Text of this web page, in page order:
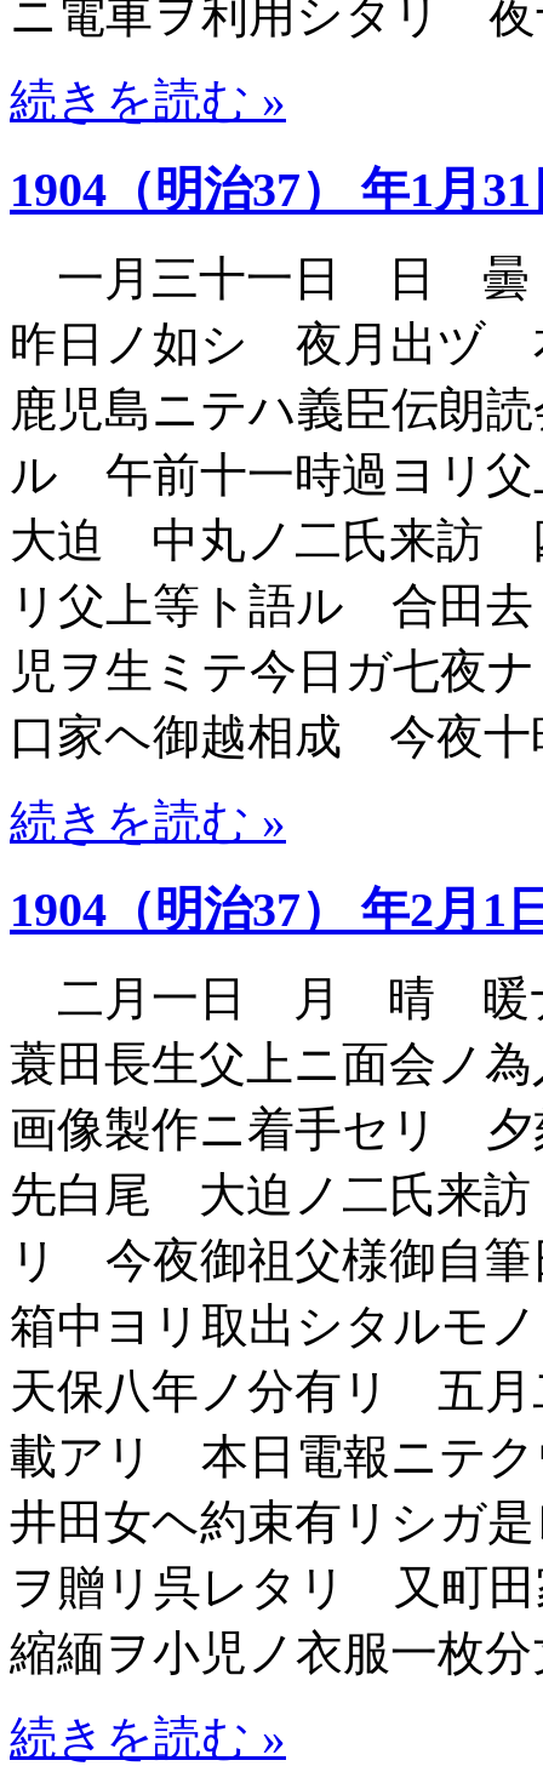
ニ電車ヲ利用シタリ 夜
続きを読む »
1904（明治37） 年1月
一月三十一日 日 曇
昨日ノ如シ 夜月出ヅ
鹿児島ニテハ義臣伝朗
ル 午前十一時過ヨリ
大迫 中丸ノ二氏来訪
リ父上等ト語ル 合田
児ヲ生ミテ今日ガ七夜
口家ヘ御越相成 今夜十
続きを読む »
1904（明治37） 年2月1
二月一日 月 晴 暖
蓑田長生父上ニ面会ノ
画像製作ニ着手セリ
先白尾 大迫ノ二氏来
リ 今夜御祖父様御自筆
箱中ヨリ取出シタルモ
天保八年ノ分有リ 五月
載アリ 本日電報ニテ
井田女ヘ約束有リシガ
ヲ贈リ呉レタリ 又町田
縮緬ヲ小児ノ衣服一枚
続きを読む »